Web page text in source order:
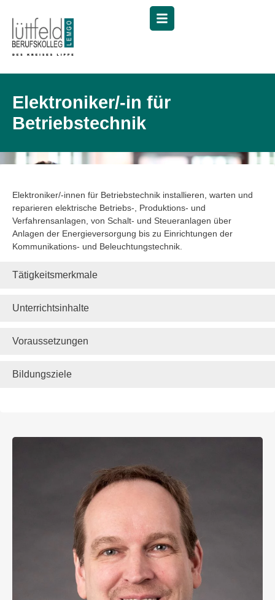
Menü
Elektroniker/-in für
Betriebstechnik
Elektroniker/-innen für Betriebstechnik installieren, warten und
reparieren elektrische Betriebs-, Produktions- und
Verfahrensanlagen, von Schalt- und Steueranlagen über
Anlagen der Energieversorgung bis zu Einrichtungen der
Kommunikations- und Beleuchtungstechnik.
Tätigkeitsmerkmale
Unterrichtsinhalte
Voraussetzungen
Bildungsziele